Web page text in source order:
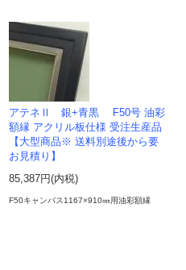
アテネⅡ 銀+青黒 F50号 油彩
額縁 アクリル板仕様 受注生産品
【大型商品※ 送料別途後から要
お見積り】
85,387円(内税)
F50キャンバス1167×910㎜用油彩額縁